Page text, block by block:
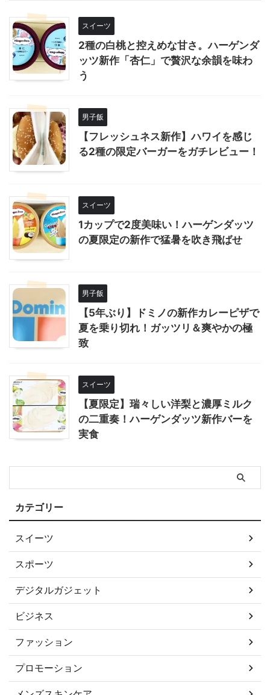
スイーツ
2種の白桃と控えめな甘さ。ハーゲンダ
ッツ新作「杏仁」で贅沢な余韻を味わ
う
男子飯
【フレッシュネス新作】ハワイを感じ
る2種の限定バーガーをガチレビュー！
スイーツ
1カップで2度美味い！ハーゲンダッツ
の夏限定の新作で猛暑を吹き飛ばせ
男子飯
【5年ぶり】ドミノの新作カレーピザで
夏を乗り切れ！ガッツリ＆爽やかの極
致
スイーツ
【夏限定】瑞々しい洋梨と濃厚ミルク
の二重奏！ハーゲンダッツ新作バーを
実食
カテゴリー
スイーツ
スポーツ
デジタルガジェット
ビジネス
ファッション
プロモーション